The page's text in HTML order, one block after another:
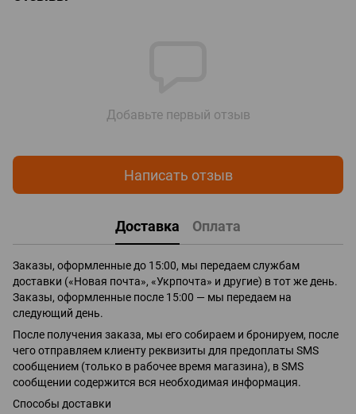
Добавьте первый отзыв
Написать отзыв
Доставка Оплата
Заказы, оформленные до 15:00, мы передаем службам
доставки («Новая почта», «Укрпочта» и другие) в тот же день.
Заказы, оформленные после 15:00 — мы передаем на
следующий день.
После получения заказа, мы его собираем и бронируем, после
чего отправляем клиенту реквизиты для предоплаты SMS
сообщением (только в рабочее время магазина), в SMS
сообщении содержится вся необходимая информация.
Способы доставки